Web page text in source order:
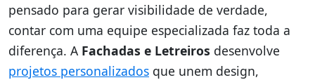
pensado para gerar visibilidade de verdade,
contar com uma equipe especializada faz toda a
diferença. A Fachadas e Letreiros desenvolve
projetos personalizados que unem design,